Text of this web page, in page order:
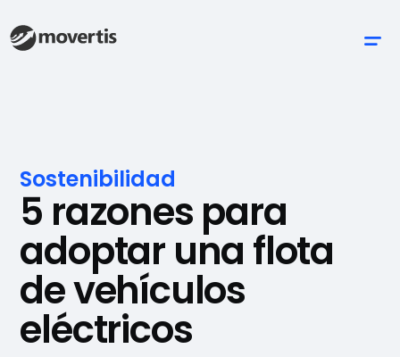
Sostenibilidad
5 razones para
adoptar una flota
de vehículos
eléctricos